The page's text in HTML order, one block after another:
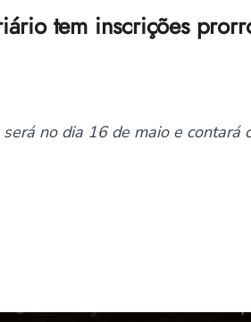
tem inscrições
no dia 16 de maio e contará